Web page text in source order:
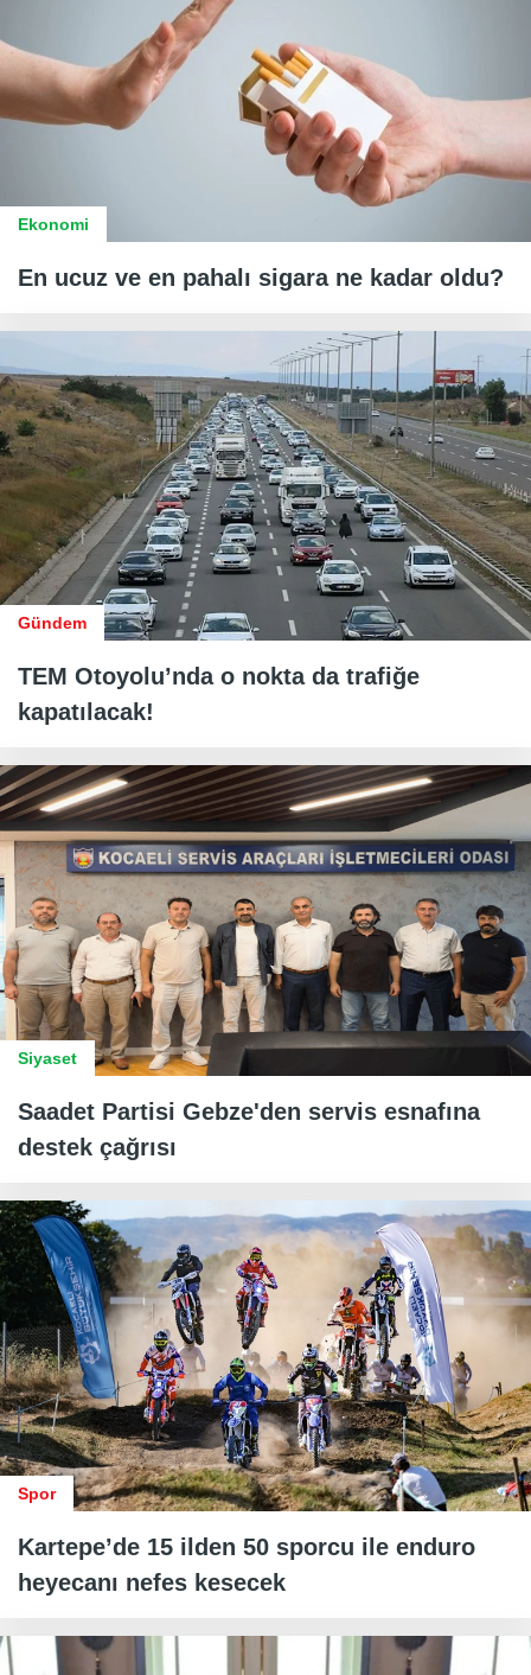
Ekonomi
En ucuz ve en pahalı sigara ne kadar oldu?
Gündem
TEM Otoyolu’nda o nokta da trafiğe
kapatılacak!
Siyaset
Saadet Partisi Gebze'den servis esnafına
destek çağrısı
Spor
Kartepe’de 15 ilden 50 sporcu ile enduro
heyecanı nefes kesecek